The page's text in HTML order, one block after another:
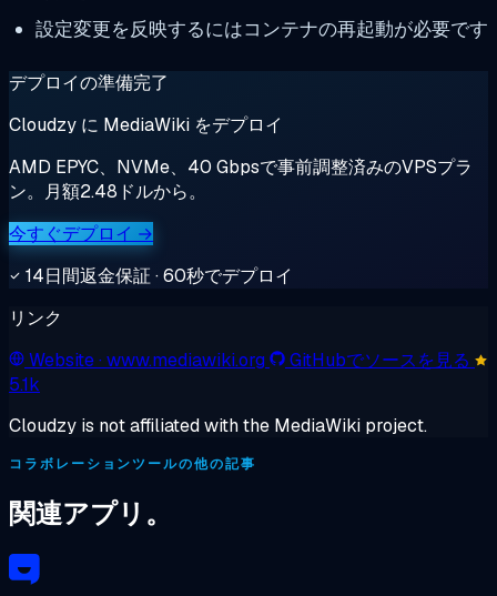
設定変更を反映するにはコンテナの再起動が必要です
デプロイの準備完了
Cloudzy に MediaWiki をデプロイ
AMD EPYC、NVMe、40 Gbpsで事前調整済みのVPSプラ
ン。月額2.48ドルから。
今すぐデプロイ →
14日間返金保証 · 60秒でデプロイ
リンク
Website· www.mediawiki.org
GitHubでソースを見る
5.1k
Cloudzy is not affiliated with the MediaWiki project.
コラボレーションツールの他の記事
関連アプリ。